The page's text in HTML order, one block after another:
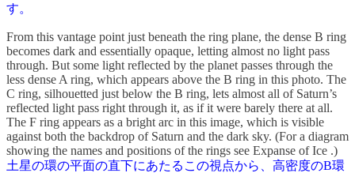
す。
From this vantage point just beneath the ring plane, the dense B ring
becomes dark and essentially opaque, letting almost no light pass
through. But some light reflected by the planet passes through the
less dense A ring, which appears above the B ring in this photo. The
C ring, silhouetted just below the B ring, lets almost all of Saturn’s
reflected light pass right through it, as if it were barely there at all.
The F ring appears as a bright arc in this image, which is visible
against both the backdrop of Saturn and the dark sky. (For a diagram
showing the names and positions of the rings see Expanse of Ice .)
土星の環の平面の直下にあたるこの視点から、高密度のB環